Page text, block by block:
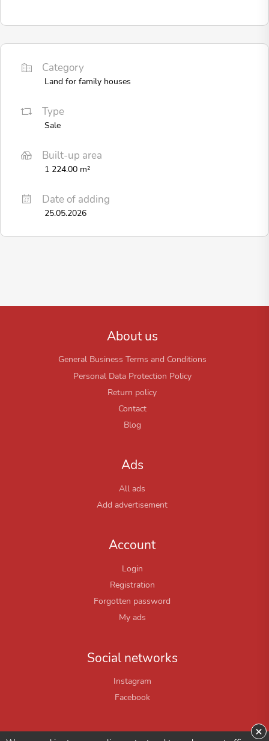
Category
Land for family houses
Type
Sale
Built-up area
1 224.00 m²
Date of adding
25.05.2026
About us
General Business Terms and Conditions
Personal Data Protection Policy
Return policy
Contact
Blog
Ads
All ads
Add advertisement
Account
Login
Registration
Forgotten password
My ads
Social networks
Instagram
Facebook
×